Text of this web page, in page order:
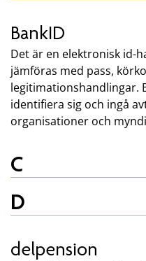
BankID
Det är en elektronisk id-
jämföras med pass,
legitimationshandlingar.
identifiera sig och ingå
organisationer och
C
D
delpension